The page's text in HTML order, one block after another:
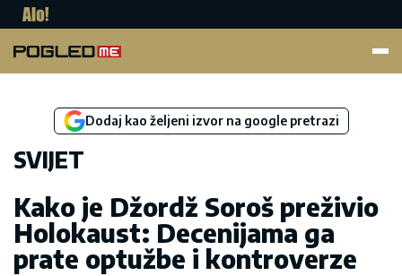
Dodaj kao željeni izvor na google pretrazi
SVIJET
Kako je Džordž Soroš preživio
Holokaust: Decenijama ga
prate optužbe i kontroverze